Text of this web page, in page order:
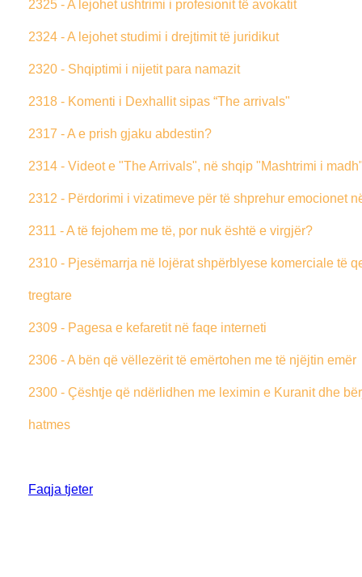
2325 - A lejohet ushtrimi i profesionit të avokatit
2324 - A lejohet studimi i drejtimit të juridikut
2320 - Shqiptimi i nijetit para namazit
2318 - Komenti i Dexhallit sipas “The arrivals"
2317 - A e prish gjaku abdestin?
2314 - Videot e "The Arrivals", në shqip "Mashtrimi i
2312 - Përdorimi i vizatimeve për të shprehur emocionet
2311 - A të fejohem me të, por nuk është e virgjër?
2310 - Pjesëmarrja në lojërat shpërblyese komerciale të
tregtare
2309 - Pagesa e kefaretit në faqe interneti
2306 - A bën që vëllezërit të emërtohen me të njëjtin emër
2300 - Çështje që ndërlidhen me leximin e Kuranit dhe
hatmes
Faqja tjeter